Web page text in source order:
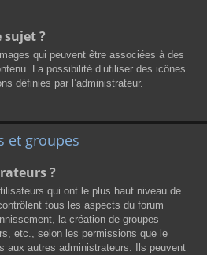
sujet ?
qui peuvent être associées à des
La possibilité d’utiliser des icônes
définies par l’administrateur.
et groupes
?
qui ont le plus haut niveau de
tous les aspects du forum
la création de groupes
etc., selon les permissions que le
aux autres administrateurs. Ils peuvent